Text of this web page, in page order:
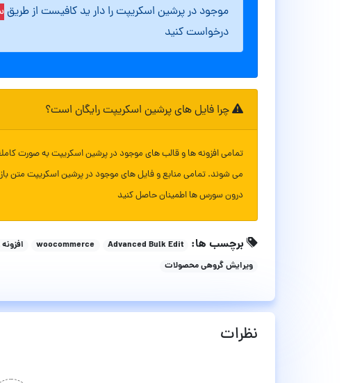
موجود در پرشین اسکریپت را دار ید کافیست از طریق
درخواست کنید
چرا فایل های پرشین اسکریپت رایگان است؟
تمامی افزونه ها و قالب های موجود در پرشین اسکریپت به صورت
می شوند. تمامی منابع و فایل های موجود در پرشین اسکریپت متن
درون سورس ها اطمینان حاصل کنید
برچسب ها: Advanced Bulk Edit
woocommerce
ویرایش گروهی محصولات
نظرات